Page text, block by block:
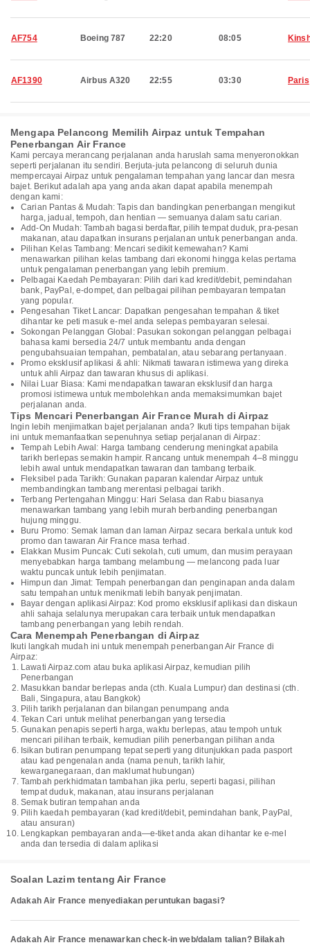
AF754 Boeing 787 22:20 08:05
AF1390 Airbus A320 22:55 03:30 Paris
Mengapa Pelancong Memilih Airpaz untuk Tempahan
Penerbangan Air France
Kami percaya merancang perjalanan anda haruslah sama menyeronokkan
seperti perjalanan itu sendiri. Berjuta-juta pelancong di seluruh dunia
mempercayai Airpaz untuk pengalaman tempahan yang lancar dan mesra
bajet. Berikut adalah apa yang anda akan dapat apabila menempah
dengan kami:
Carian Pantas & Mudah: Tapis dan bandingkan penerbangan mengikut
harga, jadual, tempoh, dan hentian — semuanya dalam satu carian.
Add-On Mudah: Tambah bagasi berdaftar, pilih tempat duduk, pra-pesan
makanan, atau dapatkan insurans perjalanan untuk penerbangan anda.
Pilihan Kelas Tambang: Mencari sedikit kemewahan? Kami
menawarkan pilihan kelas tambang dari ekonomi hingga kelas pertama
untuk pengalaman penerbangan yang lebih premium.
Pelbagai Kaedah Pembayaran: Pilih dari kad kredit/debit, pemindahan
bank, PayPal, e-dompet, dan pelbagai pilihan pembayaran tempatan
yang popular.
Pengesahan Tiket Lancar: Dapatkan pengesahan tempahan & tiket
dihantar ke peti masuk e-mel anda selepas pembayaran selesai.
Sokongan Pelanggan Global: Pasukan sokongan pelanggan pelbagai
bahasa kami bersedia 24/7 untuk membantu anda dengan
pengubahsuaian tempahan, pembatalan, atau sebarang pertanyaan.
Promo eksklusif aplikasi & ahli: Nikmati tawaran istimewa yang direka
untuk ahli Airpaz dan tawaran khusus di aplikasi.
Nilai Luar Biasa: Kami mendapatkan tawaran eksklusif dan harga
promosi istimewa untuk membolehkan anda memaksimumkan bajet
perjalanan anda.
Tips Mencari Penerbangan Air France Murah di Airpaz
Ingin lebih menjimatkan bajet perjalanan anda? Ikuti tips tempahan bijak
ini untuk memanfaatkan sepenuhnya setiap perjalanan di Airpaz:
Tempah Lebih Awal: Harga tambang cenderung meningkat apabila
tarikh berlepas semakin hampir. Rancang untuk menempah 4–8 minggu
lebih awal untuk mendapatkan tawaran dan tambang terbaik.
Fleksibel pada Tarikh: Gunakan paparan kalendar Airpaz untuk
membandingkan tambang merentasi pelbagai tarikh.
Terbang Pertengahan Minggu: Hari Selasa dan Rabu biasanya
menawarkan tambang yang lebih murah berbanding penerbangan
hujung minggu.
Buru Promo: Semak laman dan laman Airpaz secara berkala untuk kod
promo dan tawaran Air France masa terhad.
Elakkan Musim Puncak: Cuti sekolah, cuti umum, dan musim perayaan
menyebabkan harga tambang melambung — melancong pada luar
waktu puncak untuk lebih penjimatan.
Himpun dan Jimat: Tempah penerbangan dan penginapan anda dalam
satu tempahan untuk menikmati lebih banyak penjimatan.
Bayar dengan aplikasi Airpaz: Kod promo eksklusif aplikasi dan diskaun
ahli sahaja selalunya merupakan cara terbaik untuk mendapatkan
tambang penerbangan yang lebih rendah.
Cara Menempah Penerbangan di Airpaz
Ikuti langkah mudah ini untuk menempah penerbangan Air France di
Airpaz:
Lawati Airpaz.com atau buka aplikasi Airpaz, kemudian pilih
Penerbangan
Masukkan bandar berlepas anda (cth. Kuala Lumpur) dan destinasi (cth.
Bali, Singapura, atau Bangkok)
Pilih tarikh perjalanan dan bilangan penumpang anda
Tekan Cari untuk melihat penerbangan yang tersedia
Gunakan penapis seperti harga, waktu berlepas, atau tempoh untuk
mencari pilihan terbaik, kemudian pilih penerbangan pilihan anda
Isikan butiran penumpang tepat seperti yang ditunjukkan pada pasport
atau kad pengenalan anda (nama penuh, tarikh lahir,
kewarganegaraan, dan maklumat hubungan)
Tambah perkhidmatan tambahan jika perlu, seperti bagasi, pilihan
tempat duduk, makanan, atau insurans perjalanan
Semak butiran tempahan anda
Pilih kaedah pembayaran (kad kredit/debit, pemindahan bank, PayPal,
atau ansuran)
Lengkapkan pembayaran anda—e-tiket anda akan dihantar ke e-mel
anda dan tersedia di dalam aplikasi
Soalan Lazim tentang Air France
Adakah Air France menyediakan peruntukan bagasi?
Adakah Air France menawarkan check-in web/dalam talian? Bilakah